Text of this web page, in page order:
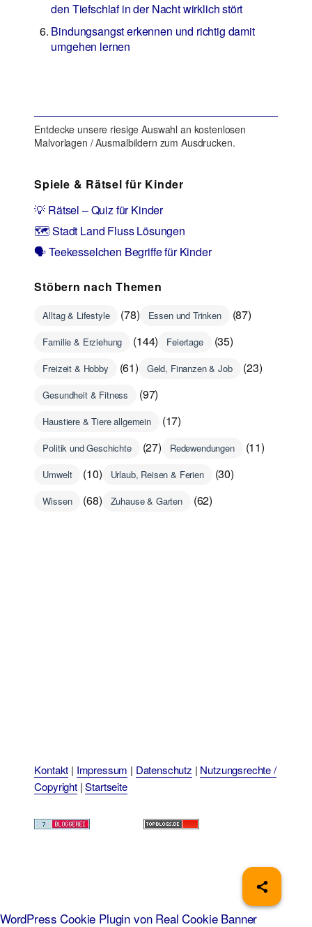
den Tiefschlaf in der Nacht wirklich stört
Bindungsangst erkennen und richtig damit
umgehen lernen
Entdecke unsere riesige Auswahl an kostenlosen
Malvorlagen / Ausmalbildern zum Ausdrucken.
Spiele & Rätsel für Kinder
💡 Rätsel – Quiz für Kinder
🗺️ Stadt Land Fluss Lösungen
🗣️ Teekesselchen Begriffe für Kinder
Stöbern nach Themen
Alltag & Lifestyle (78) Essen und Trinken (87)
Familie & Erziehung (144) Feiertage (35)
Freizeit & Hobby (61) Geld, Finanzen & Job (23)
Gesundheit & Fitness (97)
Haustiere & Tiere allgemein (17)
Politik und Geschichte (27) Redewendungen (11)
Umwelt (10) Urlaub, Reisen & Ferien (30)
Wissen (68) Zuhause & Garten (62)
Kontakt | Impressum | Datenschutz | Nutzungsrechte /
Copyright|Startseite
WordPress Cookie Plugin von Real Cookie Banner